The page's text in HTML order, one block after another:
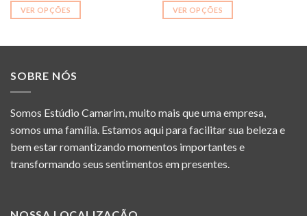
VER OPÇÕES
variantes.
opções
escolhidas
na
produto
VER OPÇÕES
opções
podem
escolhidas
na
SOBRE NÓS
Somos Estúdio Camarim, muito mais que uma empresa,
somos uma família. Estamos aqui para facilitar sua beleza e
bem estar romantizando momentos importantes e
transformando seus sentimentos em presentes.